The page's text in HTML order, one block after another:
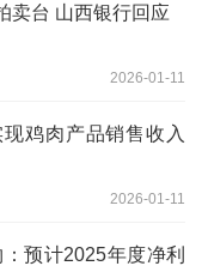
卖台 山西银行回应
2026-01-11
鸡肉产品销售收入
2026-01-11
预计2025年度净利